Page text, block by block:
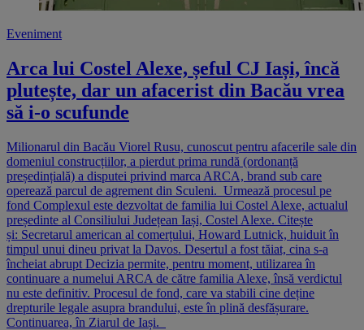
Eveniment
Arca lui Costel Alexe, șeful CJ Iași, încă
plutește, dar un afacerist din Bacău vrea
să i-o scufunde
Milionarul din Bacău Viorel Rusu, cunoscut pentru afacerile sale din
domeniul construcțiilor, a pierdut prima rundă (ordonanță
președințială) a disputei privind marca ARCA, brand sub care
operează parcul de agrement din Sculeni. Urmează procesul pe
fond Complexul este dezvoltat de familia lui Costel Alexe, actualul
președinte al Consiliului Județean Iași, Costel Alexe. Citește
și: Secretarul american al comerțului, Howard Lutnick, huiduit în
timpul unui dineu privat la Davos. Desertul a fost tăiat, cina s-a
încheiat abrupt Decizia permite, pentru moment, utilizarea în
continuare a numelui ARCA de către familia Alexe, însă verdictul
nu este definitiv. Procesul de fond, care va stabili cine deține
drepturile legale asupra brandului, este în plină desfășurare.
Continuarea, în Ziarul de Iași.